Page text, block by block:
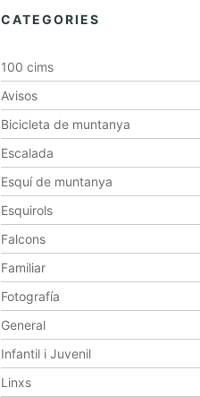
CATEGORIES
100 cims
Avisos
Bicicleta de muntanya
Escalada
Esquí de muntanya
Esquirols
Falcons
Familiar
Fotografía
General
Infantil i Juvenil
Linxs